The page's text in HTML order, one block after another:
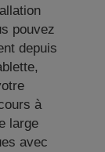
pouvez
depuis
à
large
avec